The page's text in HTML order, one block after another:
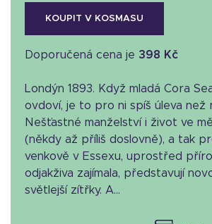
KOUPIT V KOSMASU
Doporučená cena je 398 Kč
Londýn 1893. Když mladá Cora
ovdoví, je to pro ni spíš úleva než
Nešťastné manželství i život ve
(někdy až příliš doslovně), a tak
venkově v Essexu, uprostřed
odjakživa zajímala, představují
světlejší zítřky. A...